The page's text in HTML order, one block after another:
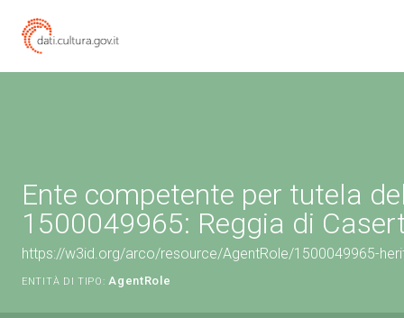
Ente competente per tutela
1500049965: Reggia di
https://w3id.org/arco/resource/AgentRole/1500049965-
ENTITÀ DI TIPO: AgentRole